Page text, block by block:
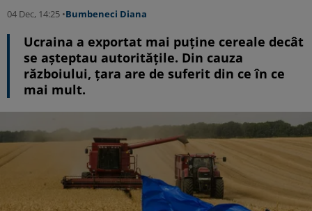
04 Dec, 14:25 •Bumbeneci Diana
Ucraina a exportat mai puține cereale decât
se așteptau autoritățile. Din cauza
războiului, țara are de suferit din ce în ce
mai mult.